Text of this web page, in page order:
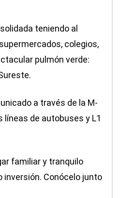
teniendo al
colegios,
pulmón verde:
a través de la M-
líneas de autobuses y L1
familiar y tranquilo
inversión. Conócelo junto